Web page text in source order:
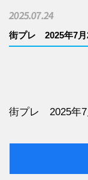
街プレ 2025年7月
2025.07.24
街プレ 2025年7